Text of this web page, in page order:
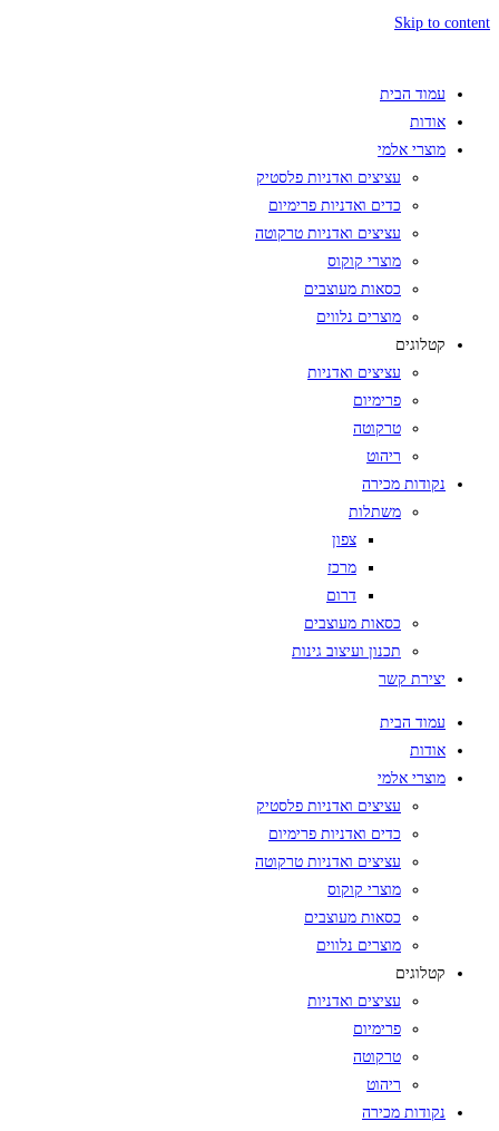
Skip to content
עמוד הבית
אודות
מוצרי אלמי
עציצים ואדניות פלסטיק
כדים ואדניות פרימיום
עציצים ואדניות טרקוטה
מוצרי קוקוס
כסאות מעוצבים
מוצרים נלווים
קטלוגים
עציצים ואדניות
פרימיום
טרקוטה
ריהוט
נקודות מכירה
משתלות
צפון
מרכז
דרום
כסאות מעוצבים
תכנון ועיצוב גינות
יצירת קשר
עמוד הבית
אודות
מוצרי אלמי
עציצים ואדניות פלסטיק
כדים ואדניות פרימיום
עציצים ואדניות טרקוטה
מוצרי קוקוס
כסאות מעוצבים
מוצרים נלווים
קטלוגים
עציצים ואדניות
פרימיום
טרקוטה
ריהוט
נקודות מכירה